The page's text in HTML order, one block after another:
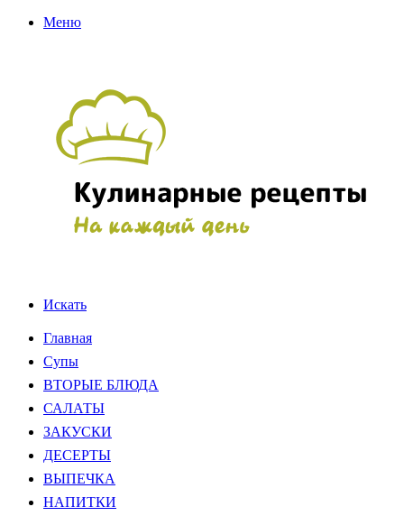
Меню
Искать
Главная
Супы
ВТОРЫЕ БЛЮДА
САЛАТЫ
ЗАКУСКИ
ДЕСЕРТЫ
ВЫПЕЧКА
НАПИТКИ